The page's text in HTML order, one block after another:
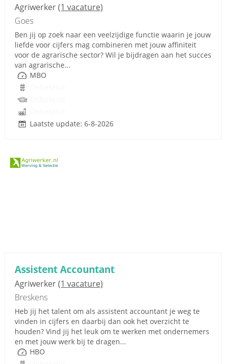
Agriwerker(1 vacature)
Goes
Ben jij op zoek naar een veelzijdige functie waarin je jouw
liefde voor cijfers mag combineren met jouw affiniteit
voor de agrarische sector? Wil je bijdragen aan het succes
van agrarische...
MBO
Laatste update: 6-8-2026
Assistent Accountant
Agriwerker(1 vacature)
Breskens
Heb jij het talent om als assistent accountant je weg te
vinden in cijfers en daarbij dan ook het overzicht te
houden? Vind jij het leuk om te werken met ondernemers
en met jouw werk bij te dragen...
HBO